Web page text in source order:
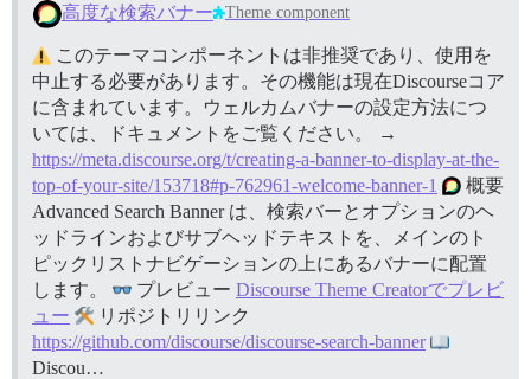
高度な検索バナー Theme component
このテーマコンポーネントは非推奨であり、使用を
中止する必要があります。その機能は現在Discourseコア
に含まれています。ウェルカムバナーの設定方法につ
いては、ドキュメントをご覧ください。 →
https://meta.discourse.org/t/creating-a-banner-to-display-at-the-
top-of-your-site/153718#p-762961-welcome-banner-1
概要
Advanced Search Banner は、検索バーとオプションのヘ
ッドラインおよびサブヘッドテキストを、メインのト
ピックリストナビゲーションの上にあるバナーに配置
します。
プレビュー Discourse Theme Creatorでプレビ
ュー
リポジトリリンク
https://github.com/discourse/discourse-search-banner
Discou…